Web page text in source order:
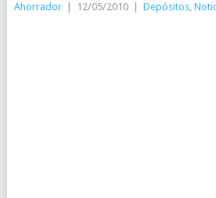
Ahorrador 12/05/2010 Depósitos,